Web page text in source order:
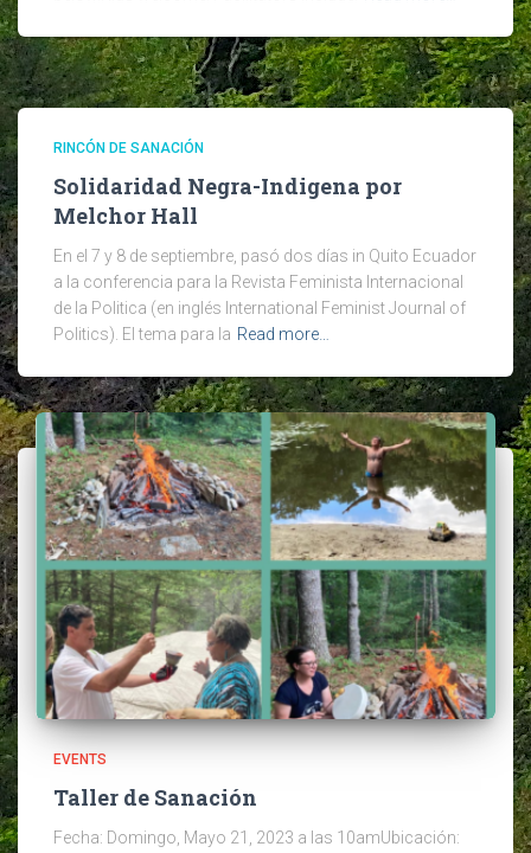
RINCÓN DE SANACIÓN
Solidaridad Negra-Indigena por
Melchor Hall
En el 7 y 8 de septiembre, pasó dos días in Quito Ecuador
a la conferencia para la Revista Feminista Internacional
de la Politica (en inglés International Feminist Journal of
Politics). El tema para la Read more…
EVENTS
Taller de Sanación
Fecha: Domingo, Mayo 21, 2023 a las 10amUbicación: